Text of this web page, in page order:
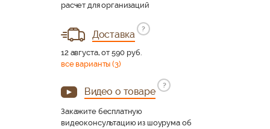
расчет для организаций
Доставка
?
12 августа, от 590 руб.
все варианты (3)
Видео о товаре
?
Закажите бесплатную
видеоконсультацию из шоурума об